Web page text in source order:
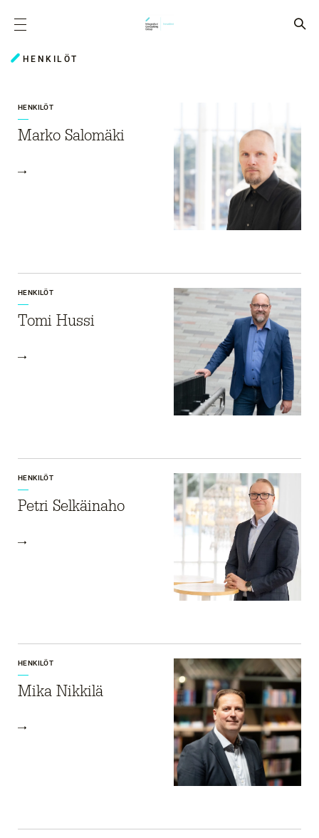
HENKILÖT
HENKILÖT
Marko Salomäki
HENKILÖT
Tomi Hussi
HENKILÖT
Petri Selkäinaho
HENKILÖT
Mika Nikkilä